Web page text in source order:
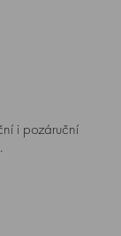
i pozáruční